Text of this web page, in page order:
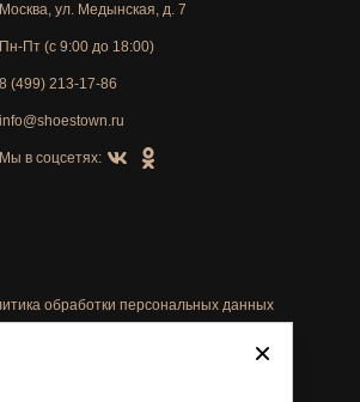
Москва, ул. Медынская, д. 7
Пн-Пт (с 9:00 до 18:00)
8 (499) 213-17-86
info@shoestown.ru
Мы в соцсетях:
обработки персональных данных
-